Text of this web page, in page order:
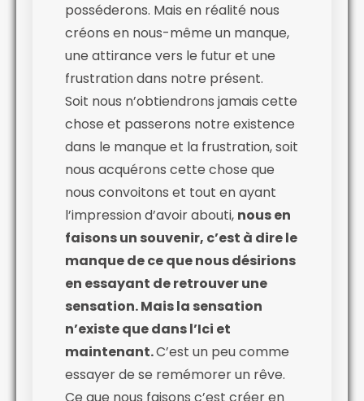
posséderons. Mais en réalité nous
créons en nous-même un manque,
une attirance vers le futur et une
frustration dans notre présent.
Soit nous n’obtiendrons jamais cette
chose et passerons notre existence
dans le manque et la frustration, soit
nous acquérons cette chose que
nous convoitons et tout en ayant
l’impression d’avoir abouti, nous en
faisons un souvenir, c’est à dire le
manque de ce que nous désirions
en essayant de retrouver une
sensation. Mais la sensation
n’existe que dans l’Ici et
maintenant.C’est un peu comme
essayer de se remémorer un rêve.